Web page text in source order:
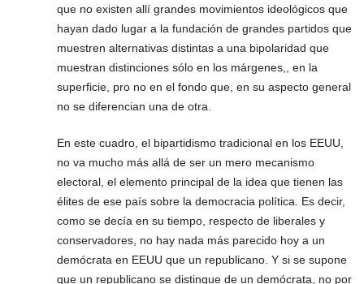
que no existen allí grandes movimientos ideológicos que
hayan dado lugar a la fundación de grandes partidos que
muestren alternativas distintas a una bipolaridad que
muestran distinciones sólo en los márgenes,, en la
superficie, pro no en el fondo que, en su aspecto general
no se diferencian una de otra.
En este cuadro, el bipartidismo tradicional en los EEUU,
no va mucho más allá de ser un mero mecanismo
electoral, el elemento principal de la idea que tienen las
élites de ese país sobre la democracia política. Es decir,
como se decía en su tiempo, respecto de liberales y
conservadores, no hay nada más parecido hoy a un
demócrata en EEUU que un republicano. Y si se supone
que un republicano se distingue de un demócrata, no por